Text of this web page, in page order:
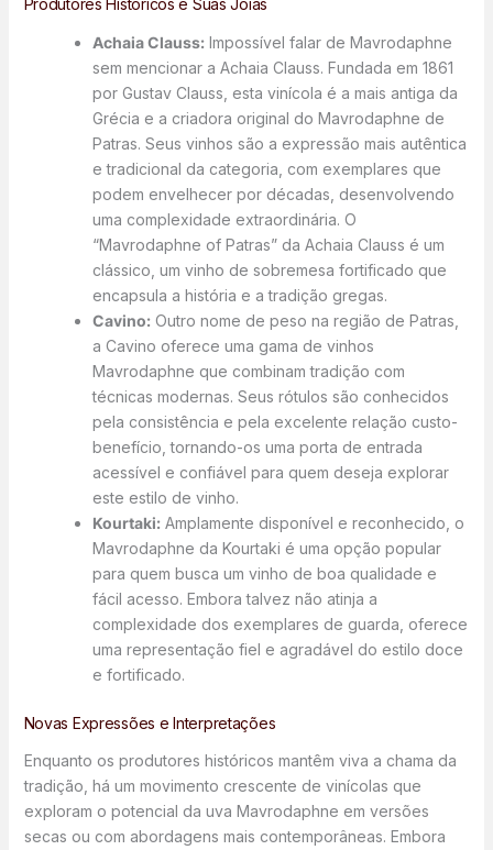
Produtores Históricos e Suas Joias
Achaia Clauss:Impossível falar de Mavrodaphne
sem mencionar a Achaia Clauss. Fundada em 1861
por Gustav Clauss, esta vinícola é a mais antiga da
Grécia e a criadora original do Mavrodaphne de
Patras. Seus vinhos são a expressão mais autêntica
e tradicional da categoria, com exemplares que
podem envelhecer por décadas, desenvolvendo
uma complexidade extraordinária. O
“Mavrodaphne of Patras” da Achaia Clauss é um
clássico, um vinho de sobremesa fortificado que
encapsula a história e a tradição gregas.
Cavino:Outro nome de peso na região de Patras,
a Cavino oferece uma gama de vinhos
Mavrodaphne que combinam tradição com
técnicas modernas. Seus rótulos são conhecidos
pela consistência e pela excelente relação custo-
benefício, tornando-os uma porta de entrada
acessível e confiável para quem deseja explorar
este estilo de vinho.
Kourtaki:Amplamente disponível e reconhecido, o
Mavrodaphne da Kourtaki é uma opção popular
para quem busca um vinho de boa qualidade e
fácil acesso. Embora talvez não atinja a
complexidade dos exemplares de guarda, oferece
uma representação fiel e agradável do estilo doce
e fortificado.
Novas Expressões e Interpretações
Enquanto os produtores históricos mantêm viva a chama da
tradição, há um movimento crescente de vinícolas que
exploram o potencial da uva Mavrodaphne em versões
secas ou com abordagens mais contemporâneas. Embora